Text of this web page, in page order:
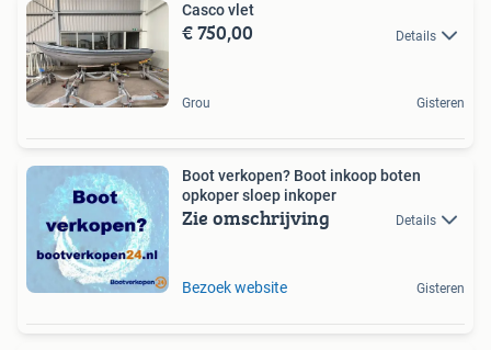
Casco vlet
€ 750,00 Details
Grou Gisteren
Boot verkopen? Boot inkoop boten
opkoper sloep inkoper
Zie omschrijving Details
Bezoek website Gisteren